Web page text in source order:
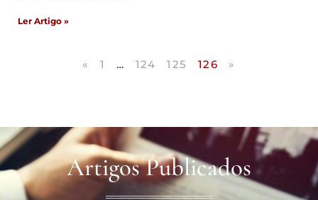
Ler Artigo »
« 1 … 124 125 126 »
Artigos Publicados